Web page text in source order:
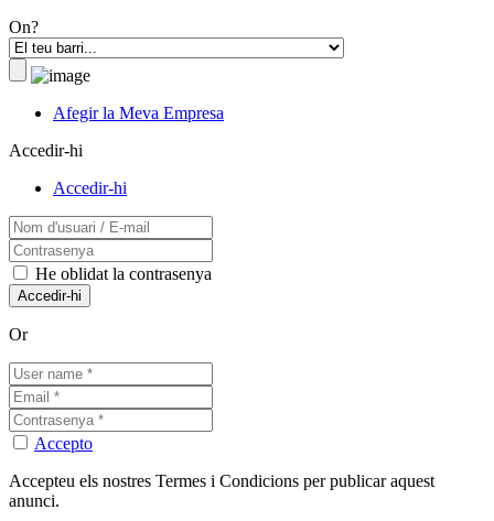
On?
Afegir la Meva Empresa
Accedir-hi
Accedir-hi
He oblidat la contrasenya
Or
Accepto
Accepteu els nostres Termes i Condicions per publicar aquest
anunci.